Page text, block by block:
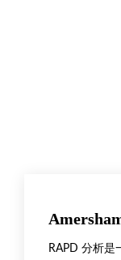
RAPD 分析是